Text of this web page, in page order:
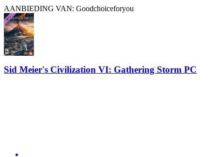
AANBIEDING VAN: Goodchoiceforyou
Sid Meier's Civilization VI: Gathering Storm PC